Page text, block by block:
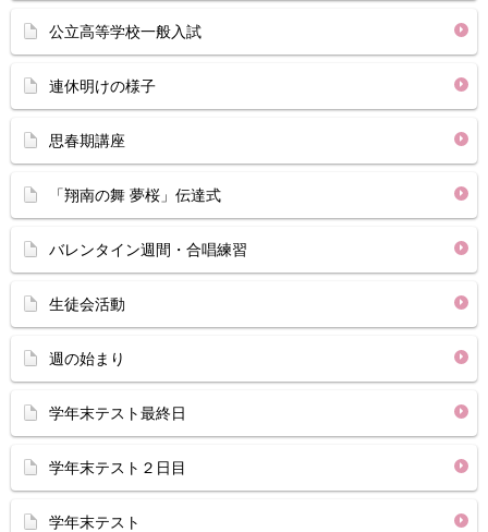
公立高等学校一般入試
連休明けの様子
思春期講座
「翔南の舞 夢桜」伝達式
バレンタイン週間・合唱練習
生徒会活動
週の始まり
学年末テスト最終日
学年末テスト２日目
学年末テスト